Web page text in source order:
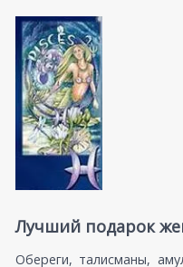
Лучший подарок
Обереги, талисманы,